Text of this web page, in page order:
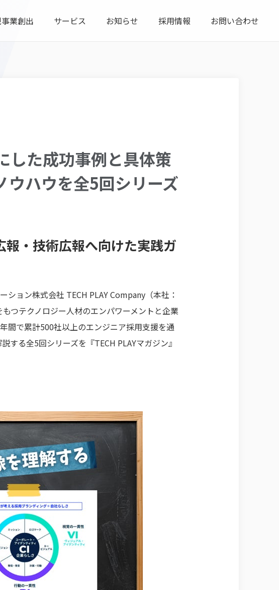
業創出 サービス お知らせ 採用情報 お問い合わせ
した成功事例と具体策
ハウを全5回シリーズ
・技術広報へ向けた実践ガ
ション株式会社 TECH PLAY Company（本社：
つテクノロジー人材のエンパワーメントと企業
間で累計500社以上のエンジニア採用支援を通
る全5回シリーズを『TECH PLAYマガジン』